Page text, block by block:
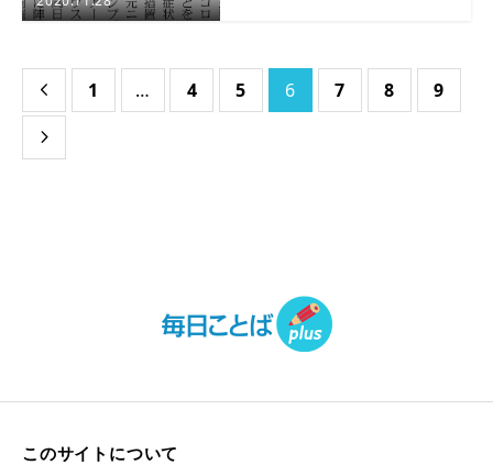
 1 … 4 5 6 7 8 9

このサイトについて